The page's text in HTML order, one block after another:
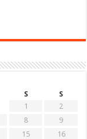
S
S
1
2
8
9
15
16